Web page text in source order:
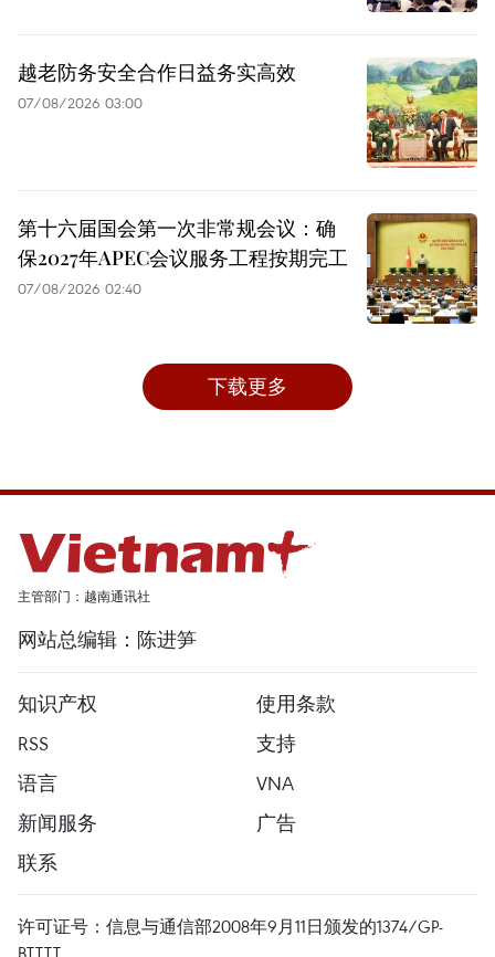
越老防务安全合作日益务实高效
07/08/2026 03:00
第十六届国会第一次非常规会议：确
保2027年APEC会议服务工程按期完工
07/08/2026 02:40
下载更多
主管部门：越南通讯社
网站总编辑：陈进笋
知识产权
使用条款
RSS
支持
语言
VNA
新闻服务
广告
联系
许可证号：信息与通信部2008年9月11日颁发的1374/GP-
BTTTT。